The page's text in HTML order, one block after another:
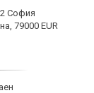
София
79000 EUR